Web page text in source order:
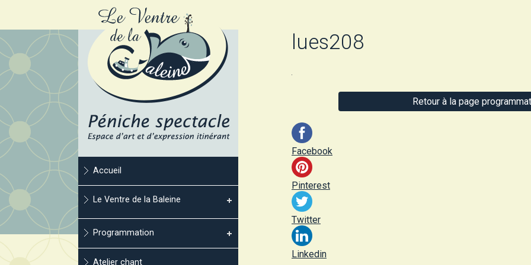
Accueil
Le Ventre de la Baleine
Programmation
Atelier chant
lues208
Retour à la page
Facebook
Pinterest
Twitter
Linkedin